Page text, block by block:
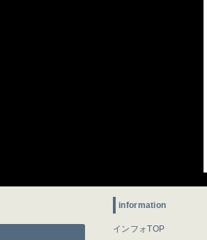
information
インフォTOP